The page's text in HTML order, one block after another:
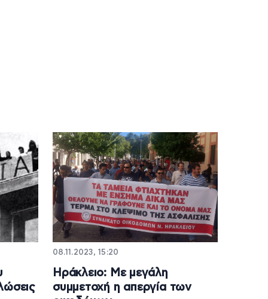
08.11.2023, 15:20
Ηράκλειο: Με μεγάλη
συμμετοχή η απεργία των